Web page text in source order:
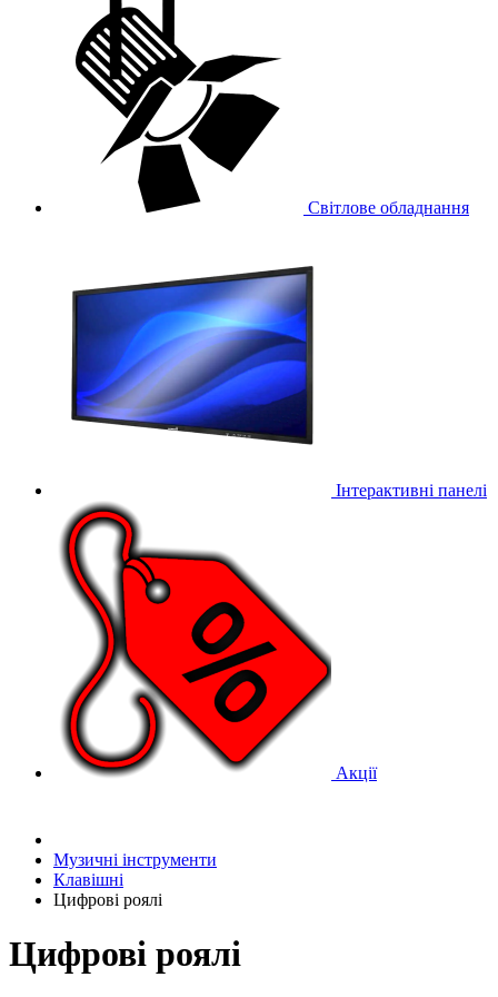
Світлове обладнання
Інтерактивні панелі
Акції
Музичні інструменти
Клавішні
Цифрові роялі
Цифрові роялі